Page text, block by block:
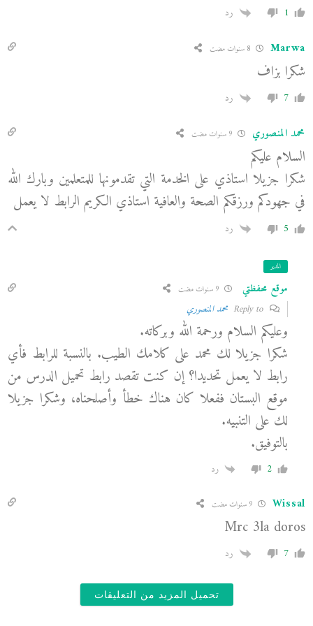
1 رد
Marwa
شكرا بزاف
7 رد
محمد المنصوري
السلام عليكم
شكرا جزيلا استاذي على الخدمة التي تقدمونها للمتعلمين وبارك الله
في جهودكم ورزقكم الصحة والعافية استاذي الكريم الرابط لا يعمل
5 رد
المدير
موقع محفظتي
Reply to محمد المنصوري
وعليكم السلام ورحمة الله وبركاته.
شكرا جزيلا لك محمد على كلامك الطيب. بالنسبة للرابط فأي
رابط لا يعمل تحديدا؟ إن كنت تقصد رابط تحميل الدرس من
موقع البستان ففعلا كان هناك خطأ وأصلحناه، وشكرا جزيلا
لك على التنبيه.
بالتوفيق.
2 رد
Wissal
Mrc 3la doros
7 رد
تحميل المزيد من التعليقات